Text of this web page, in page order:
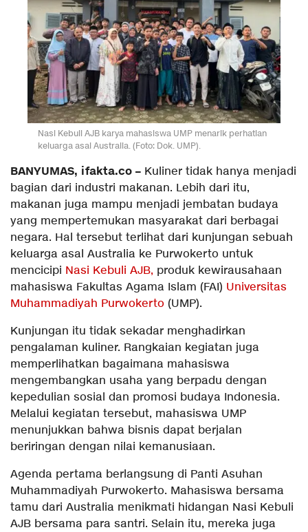
Nasi Kebuli AJB karya mahasiswa UMP menarik perhatian
keluarga asal Australia. (Foto: Dok. UMP).
BANYUMAS, ifakta.co – Kuliner tidak hanya menjadi
bagian dari industri makanan. Lebih dari itu,
makanan juga mampu menjadi jembatan budaya
yang mempertemukan masyarakat dari berbagai
negara. Hal tersebut terlihat dari kunjungan sebuah
keluarga asal Australia ke Purwokerto untuk
mencicipi Nasi Kebuli AJB, produk kewirausahaan
mahasiswa Fakultas Agama Islam (FAI) Universitas
Muhammadiyah Purwokerto (UMP).
Kunjungan itu tidak sekadar menghadirkan
pengalaman kuliner. Rangkaian kegiatan juga
memperlihatkan bagaimana mahasiswa
mengembangkan usaha yang berpadu dengan
kepedulian sosial dan promosi budaya Indonesia.
Melalui kegiatan tersebut, mahasiswa UMP
menunjukkan bahwa bisnis dapat berjalan
beriringan dengan nilai kemanusiaan.
Agenda pertama berlangsung di Panti Asuhan
Muhammadiyah Purwokerto. Mahasiswa bersama
tamu dari Australia menikmati hidangan Nasi Kebuli
AJB bersama para santri. Selain itu, mereka juga